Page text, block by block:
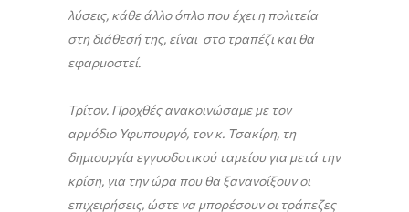
λύσεις, κάθε άλλο όπλο που έχει η πολιτεία
στη διάθεσή της, είναι στο τραπέζι και θα
εφαρμοστεί.
Τρίτον. Προχθές ανακοινώσαμε με τον
αρμόδιο Υφυπουργό, τον κ. Τσακίρη, τη
δημιουργία εγγυοδοτικού ταμείου για μετά την
κρίση, για την ώρα που θα ξανανοίξουν οι
επιχειρήσεις, ώστε να μπορέσουν οι τράπεζες